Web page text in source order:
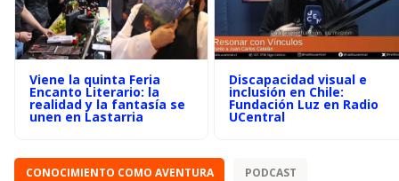
Viene la quinta Feria
Encanto Literario: la
realidad y la fantasía se
unen en Lastarria
Discapacidad visual e
inclusión en Chile:
Fundación Luz en Radio
UCentral
CONOCIMIENTO COMO AVENTURA PODCAST